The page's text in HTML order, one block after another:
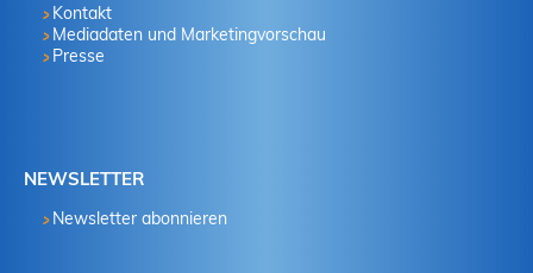
Kontakt
Mediadaten und Marketingvorschau
Presse
NEWSLETTER
Newsletter abonnieren